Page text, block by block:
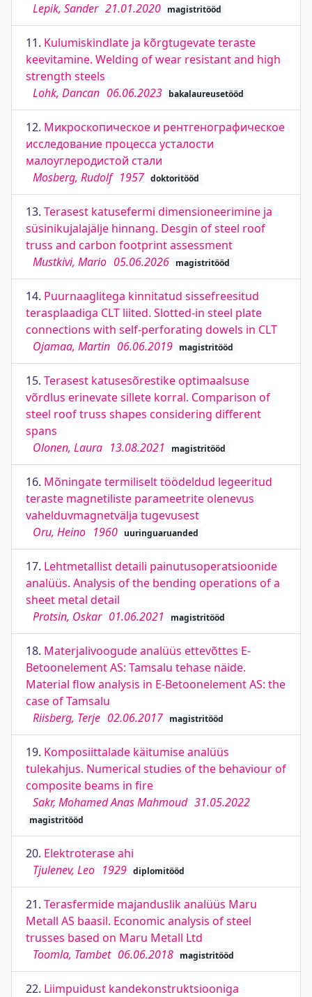
Lepik, Sander 21.01.2020 magistritööd
11. Kulumiskindlate ja kõrgtugevate teraste
keevitamine. Welding of wear resistant and high
strength steels
Lohk, Dancan 06.06.2023 bakalaureusetööd
12. Микроскопическое и рентгенографическое
исследование процесса усталости
малоуглеродистой стали
Mosberg, Rudolf 1957 doktoritööd
13. Terasest katusefermi dimensioneerimine ja
süsinikujalajälje hinnang. Desgin of steel roof
truss and carbon footprint assessment
Mustkivi, Mario 05.06.2026 magistritööd
14. Puurnaaglitega kinnitatud sissefreesitud
terasplaadiga CLT liited. Slotted-in steel plate
connections with self-perforating dowels in CLT
Ojamaa, Martin 06.06.2019 magistritööd
15. Terasest katusesõrestike optimaalsuse
võrdlus erinevate sillete korral. Comparison of
steel roof truss shapes considering different
spans
Olonen, Laura 13.08.2021 magistritööd
16. Mõningate termiliselt töödeldud legeeritud
teraste magnetiliste parameetrite olenevus
vahelduvmagnetvälja tugevusest
Oru, Heino 1960 uuringuaruanded
17. Lehtmetallist detaili painutusoperatsioonide
analüüs. Analysis of the bending operations of a
sheet metal detail
Protsin, Oskar 01.06.2021 magistritööd
18. Materjalivoogude analüüs ettevõttes E-
Betoonelement AS: Tamsalu tehase näide.
Material flow analysis in E-Betoonelement AS: the
case of Tamsalu
Riisberg, Terje 02.06.2017 magistritööd
19. Komposiittalade käitumise analüüs
tulekahjus. Numerical studies of the behaviour of
composite beams in fire
Sakr, Mohamed Anas Mahmoud 31.05.2022
magistritööd
20. Elektroterase ahi
Tjulenev, Leo 1929 diplomitööd
21. Terasfermide majanduslik analüüs Maru
Metall AS baasil. Economic analysis of steel
trusses based on Maru Metall Ltd
Toomla, Tambet 06.06.2018 magistritööd
22. Liimpuidust kandekonstruktsiooniga